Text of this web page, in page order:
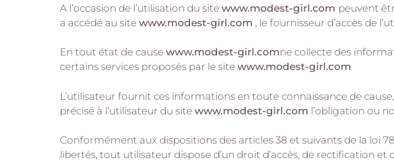
A l’occasion de l’utilisation du site www.modest-girl.com peuvent
a accédé au site www.modest-girl.com , le fournisseur d’accès de
En tout état de cause www.modest-girl.comne collecte des
certains services proposés par le site www.modest-girl.com
L’utilisateur fournit ces informations en toute connaissance de
précisé à l’utilisateur du site www.modest-girl.com l’obligation ou
Conformément aux dispositions des articles 38 et suivants de la loi
libertés, tout utilisateur dispose d’un droit d’accès, de rectification